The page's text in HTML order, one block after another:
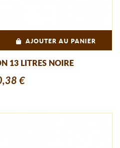
AJOUTER AU PANIER
13 LITRES NOIRE
€